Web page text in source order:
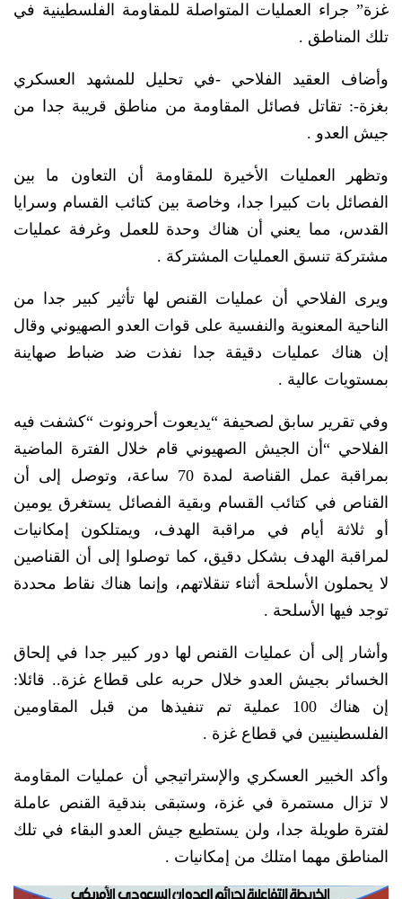
غزة” جراء العمليات المتواصلة للمقاومة الفلسطينية في
تلك المناطق .
وأضاف العقيد الفلاحي -في تحليل للمشهد العسكري
بغزة-: تقاتل فصائل المقاومة من مناطق قريبة جدا من
جيش العدو .
وتظهر العمليات الأخيرة للمقاومة أن التعاون ما بين
الفصائل بات كبيرا جدا، وخاصة بين كتائب القسام وسرايا
القدس، مما يعني أن هناك وحدة للعمل وغرفة عمليات
مشتركة تنسق العمليات المشتركة .
ويرى الفلاحي أن عمليات القنص لها تأثير كبير جدا من
الناحية المعنوية والنفسية على قوات العدو الصهيوني وقال
إن هناك عمليات دقيقة جدا نفذت ضد ضباط صهاينة
بمستويات عالية .
وفي تقرير سابق لصحيفة “يديعوت أحرونوت “كشفت فيه
الفلاحي “أن الجيش الصهيوني قام خلال الفترة الماضية
بمراقبة عمل القناصة لمدة 70 ساعة، وتوصل إلى أن
القناص في كتائب القسام وبقية الفصائل يستغرق يومين
أو ثلاثة أيام في مراقبة الهدف، ويمتلكون إمكانيات
لمراقبة الهدف بشكل دقيق، كما توصلوا إلى أن القناصين
لا يحملون الأسلحة أثناء تنقلاتهم، وإنما هناك نقاط محددة
توجد فيها الأسلحة .
وأشار إلى أن عمليات القنص لها دور كبير جدا في إلحاق
الخسائر بجيش العدو خلال حربه على قطاع غزة.. قائلا:
إن هناك 100 عملية تم تنفيذها من قبل المقاومين
الفلسطينيين في قطاع غزة .
وأكد الخبير العسكري والإستراتيجي أن عمليات المقاومة
لا تزال مستمرة في غزة، وستبقى بندقية القنص عاملة
لفترة طويلة جدا، ولن يستطيع جيش العدو البقاء في تلك
المناطق مهما امتلك من إمكانيات .